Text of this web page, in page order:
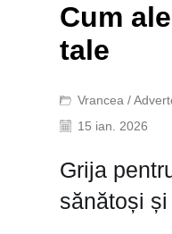
Cum
tale
Vrancea /
15 ian. 2026
Grija
sănătoși